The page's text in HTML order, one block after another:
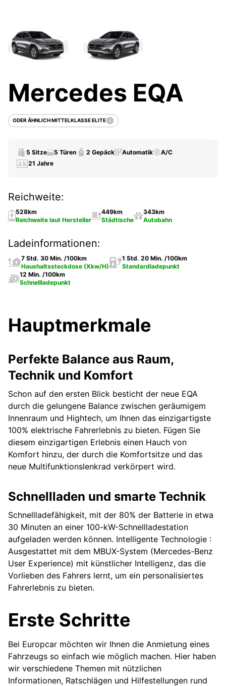
Mercedes EQA
ODER ÄHNLICH MITTELKLASSE ELITE
5 Sitze 5 Türen 2 Gepäck Automatik
A/C
21 Jahre
Reichweite:
528km
Reichweite laut Hersteller
449km
Städtische
343km
Autobahn
Ladeinformationen:
7 Std. 30 Min. /100km
Haushaltssteckdose (Xkw/H)
1 Std. 20 Min. /100km
Standardladepunkt
12 Min. /100km
Schnellladepunkt
Hauptmerkmale
Perfekte Balance aus Raum,
Technik und Komfort
Schon auf den ersten Blick besticht der neue EQA
durch die gelungene Balance zwischen geräumigem
Innenraum und Hightech, um Ihnen das einzigartigste
100% elektrische Fahrerlebnis zu bieten. Fügen Sie
diesem einzigartigen Erlebnis einen Hauch von
Komfort hinzu, der durch die Komfortsitze und das
neue Multifunktionslenkrad verkörpert wird.
Schnellladen und smarte Technik
Schnellladefähigkeit, mit der 80% der Batterie in etwa
30 Minuten an einer 100-kW-Schnellladestation
aufgeladen werden können. Intelligente Technologie :
Ausgestattet mit dem MBUX-System (Mercedes-Benz
User Experience) mit künstlicher Intelligenz, das die
Vorlieben des Fahrers lernt, um ein personalisiertes
Fahrerlebnis zu bieten.
Erste Schritte
Bei Europcar möchten wir Ihnen die Anmietung eines
Fahrzeugs so einfach wie möglich machen. Hier haben
wir verschiedene Themen mit nützlichen
Informationen, Ratschlägen und Hilfestellungen rund